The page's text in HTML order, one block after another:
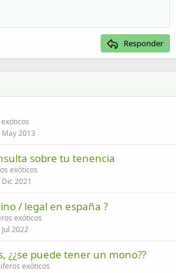
New Roman
MS
2
Responder
May 2013
sobre tu tenencia
exóticos
Dic 2021
/ legal en españa ?
exóticos
Jul 2022
¿¿se puede tener un mono??
exóticos